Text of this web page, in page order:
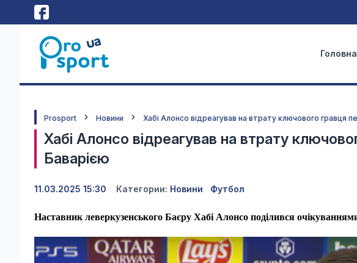
Головна
Prosport Новини Хабі Алонсо відреагував на втрату ключового гравця
Хабі Алонсо відреагував на втрату
Баварією
11.03.2025 15:30 Категории: Новини Футбол
Наставник леверкузенського Баєру Хабі Алонсо поділився